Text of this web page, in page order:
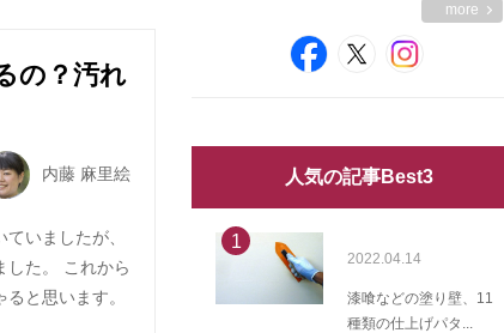
の？汚れ
内藤 麻里絵
いましたが、
した。 これから
と思います。
more
人気の記事Best3
1
2022.04.14
漆喰などの塗り壁、11
種類の仕上げパタ...